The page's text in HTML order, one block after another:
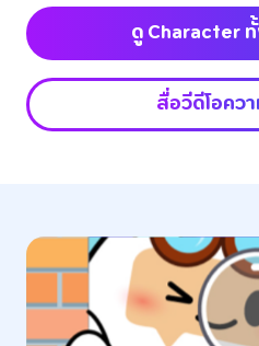
สื่อวีดีโอคว
ดู Character